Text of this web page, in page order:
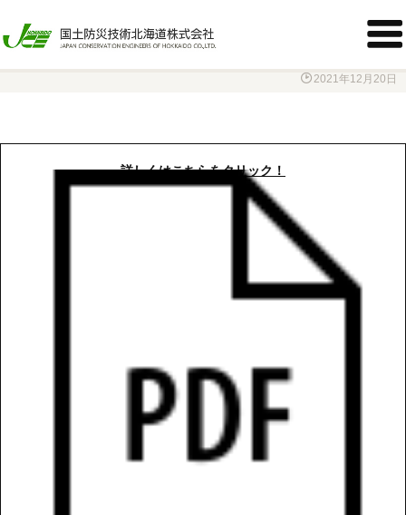

胆振東部地震に起因した崩壊地での緑化試験による緑化状況・
その２
 2021年12月20日
詳しくはこちらをクリック！